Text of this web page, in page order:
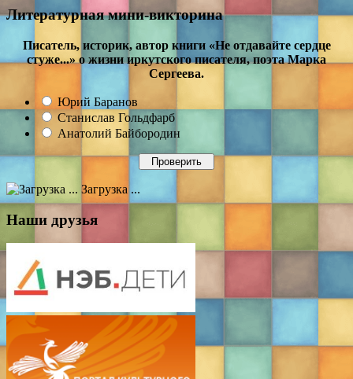
Литературная мини-викторина
Писатель, историк, автор книги «Не отдавайте сердце
стуже...» о жизни иркутского писателя, поэта Марка
Сергеева.
Юрий Баранов
Станислав Гольдфарб
Анатолий Байбородин
Загрузка ...
Наши друзья